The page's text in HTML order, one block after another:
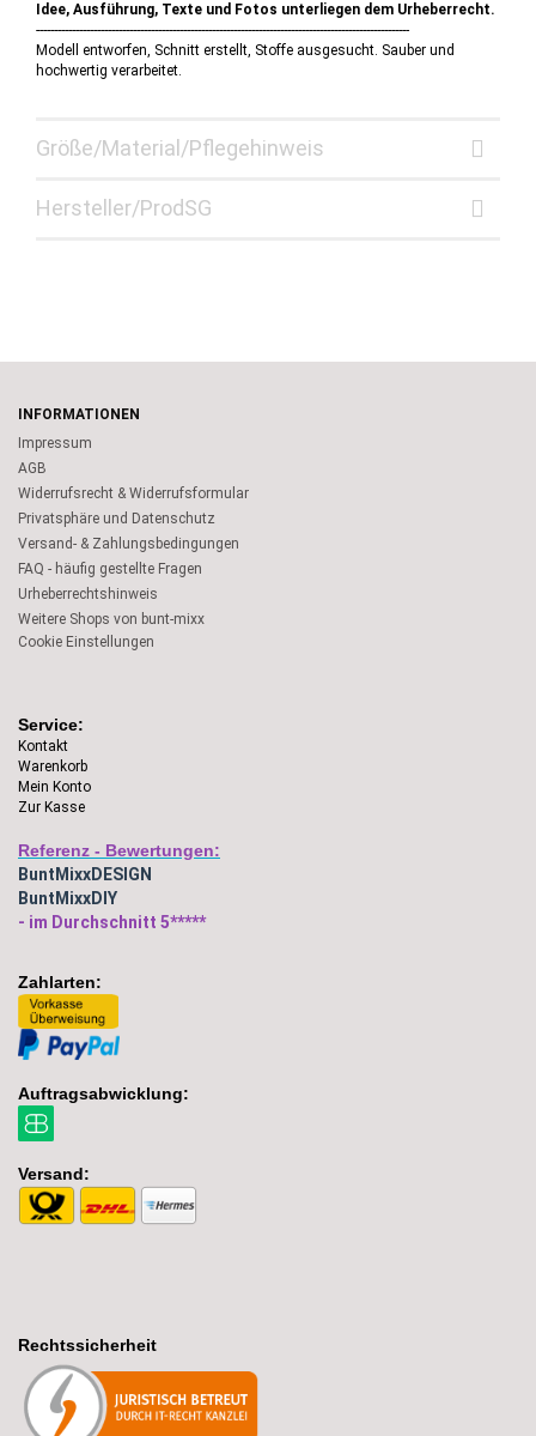
Idee, Ausführung, Texte und Fotos unterliegen dem Urheberrecht.
--------------------------------------------------------------------------------------------------------
Modell entworfen, Schnitt erstellt, Stoffe ausgesucht. Sauber und
hochwertig verarbeitet.
Größe/Material/Pflegehinweis
Hersteller/ProdSG
INFORMATIONEN
Impressum
AGB
Widerrufsrecht & Widerrufsformular
Privatsphäre und Datenschutz
Versand- & Zahlungsbedingungen
FAQ - häufig gestellte Fragen
Urheberrechtshinweis
Weitere Shops von bunt-mixx
Cookie Einstellungen
Service:
Kontakt
Warenkorb
Mein Konto
Zur Kasse
Referenz - Bewertungen:
BuntMixxDESIGN
BuntMixxDIY
- im Durchschnitt 5*****
Zahlarten:
Auftragsabwicklung:
Versand:
Rechtssicherheit